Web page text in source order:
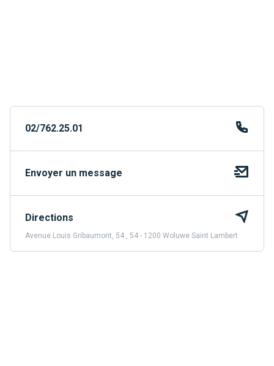
02/762.25.01
Envoyer un message
Directions
Avenue Louis Gribaumont, 54 , 54 - 1200 Woluwe Saint Lambert